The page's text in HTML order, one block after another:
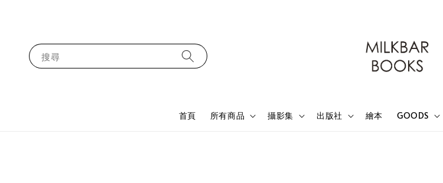
搜尋
首頁 所有商品 攝影集 出版社 繪本 GOODS